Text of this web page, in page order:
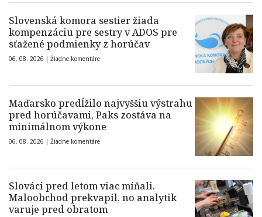
Slovenská komora sestier žiada
kompenzáciu pre sestry v ADOS pre
sťažené podmienky z horúčav
06. 08. 2026 | Žiadne komentáre
Maďarsko predĺžilo najvyššiu výstrahu
pred horúčavami, Paks zostáva na
minimálnom výkone
06. 08. 2026 | Žiadne komentáre
Slováci pred letom viac míňali.
Maloobchod prekvapil, no analytik
varuje pred obratom